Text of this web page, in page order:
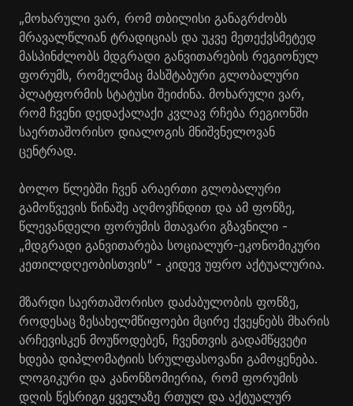
„მოხარული ვარ, რომ თბილისი განაგრძობს
მრავალწლიან ტრადიციას და უკვე მეთექვსმეტედ
მასპინძლობს მდგრადი განვითარების რეგიონულ
ფორუმს, რომელმაც მასშტაბური გლობალური
პლატფორმის სტატუსი შეიძინა. მოხარული ვარ,
რომ ჩვენი დედაქალაქი კვლავ რჩება რეგიონში
საერთაშორისო დიალოგის მნიშვნელოვან
ცენტრად.
ბოლო წლებში ჩვენ არაერთი გლობალური
გამოწვევის წინაშე აღმოვჩნდით და ამ ფონზე,
წლევანდელი ფორუმის მთავარი გზავნილი -
„მდგრადი განვითარება სოციალურ-ეკონომიკური
კეთილდღეობისთვის“ - კიდევ უფრო აქტუალურია.
მზარდი საერთაშორისო დაძაბულობის ფონზე,
როდესაც ზესახელმწიფოები მცირე ქვეყნებს მხარის
არჩევისკენ მოუწოდებენ, ჩვენთვის გადამწყვეტი
ხდება დიპლომატიის სრულფასოვანი გამოყენება.
ლოგიკური და კანონზომიერია, რომ ფორუმის
დღის წესრიგი ყველაზე რთულ და აქტუალურ